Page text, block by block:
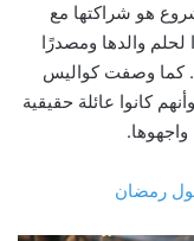
هو شراكتها مع
والدها ومصدرًا
كما وصفت كواليس
كانوا عائلة حقيقية
رمضان